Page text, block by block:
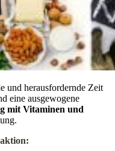
und herausfordernde Zeit
eine ausgewogene
mit Vitaminen und